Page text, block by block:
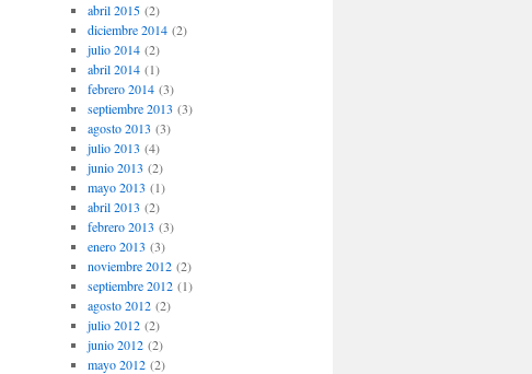
abril 2015(2)
diciembre 2014(2)
julio 2014(2)
abril 2014(1)
febrero 2014(3)
septiembre 2013 (3)
agosto 2013 (3)
julio 2013 (4)
junio 2013 (2)
mayo 2013 (1)
abril 2013 (2)
febrero 2013 (3)
enero 2013 (3)
noviembre 2012(2)
septiembre 2012(1)
agosto 2012(2)
julio 2012(2)
junio 2012(2)
mayo 2012(2)